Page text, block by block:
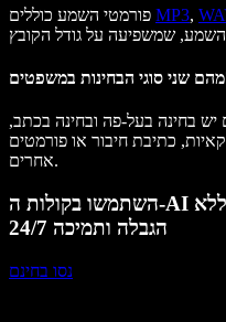
MP3,
בחינה בעל-פה ובחינה בכתב,
כתיבת חיבור או פורמטים
אחרים.
השתמשו בקולות ה-AI המתקדמים ביותר, קבצים ללא
הגבלה ותמיכה 24/7
נסו בחינם